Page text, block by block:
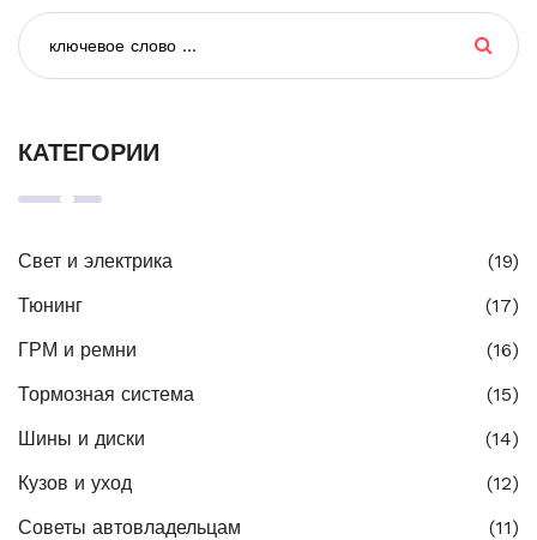
КАТЕГОРИИ
Свет и электрика
(19)
Тюнинг
(17)
ГРМ и ремни
(16)
Тормозная система
(15)
Шины и диски
(14)
Кузов и уход
(12)
Советы автовладельцам
(11)